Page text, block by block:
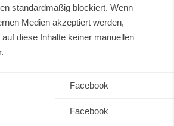
standardmäßig blockiert. Wenn
Medien akzeptiert werden,
diese Inhalte keiner manuellen
Facebook
Facebook